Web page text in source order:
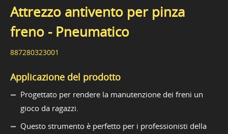
Attrezzo antivento per pinza
freno - Pneumatico
887280323001
Applicazione del prodotto
Progettato per rendere la manutenzione dei freni un
gioco da ragazzi.
Questo strumento è perfetto per i professionisti della